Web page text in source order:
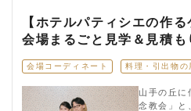
【ホテルパティシエの作
会場まるごと見学＆見積も
会場コーディネート 料理・引出物の
山手の丘に
念教会」と